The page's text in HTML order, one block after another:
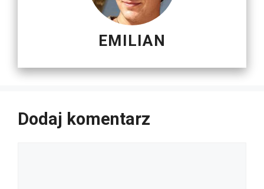
EMILIAN
Dodaj komentarz